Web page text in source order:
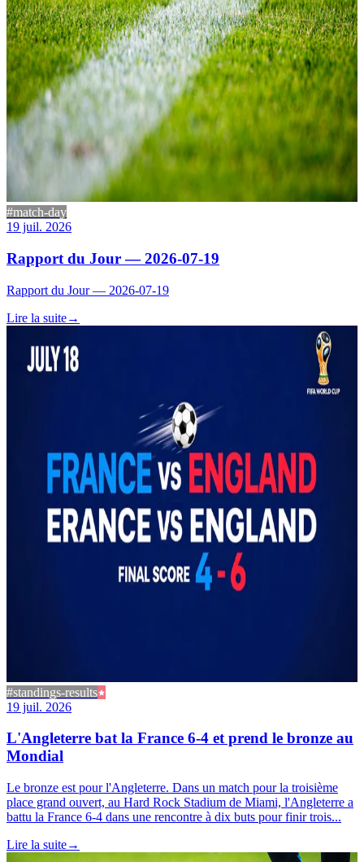
#match-day
19 juil. 2026
Rapport du Jour — 2026-07-19
Rapport du Jour — 2026-07-19
Lire la suite→
#standings-results
19 juil. 2026
L'Angleterre bat la France 6-4 et prend le bronze au
Mondial
Le bronze est pour l'Angleterre. Dans un match pour la troisième
place grand ouvert, au Hard Rock Stadium de Miami, l'Angleterre a
battu la France 6-4 dans une rencontre à dix buts pour finir trois...
Lire la suite→